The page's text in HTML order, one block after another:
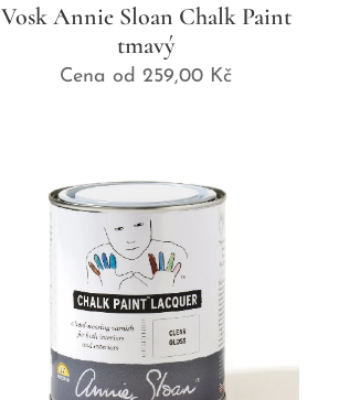
Vosk Annie Sloan Chalk Paint
tmavý
Cena od259,00 Kč